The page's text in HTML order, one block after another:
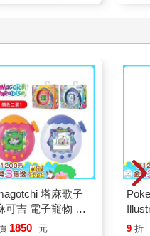
鄉巴佬，穿著皺巴巴的T恤在
的人不要像她和艾莉對待來
把東西收進那裡。櫃子其實
但這些花看起來就像是有人
的花朵—即使卡絲碧雅不知
藤蔓，她從來沒有太注意過
子。她能感覺得到筆觸。是
不過這一點她不陌生，外婆
外驚喜！抽屜裡竟然襯著褪
進去遮住了圖案，第二層抽屜
有毛衣，因為她已習慣了緬
塔麻歌子
可吉 電子寵物 樂
列（熱帶橙果／極
1850 元 9 折